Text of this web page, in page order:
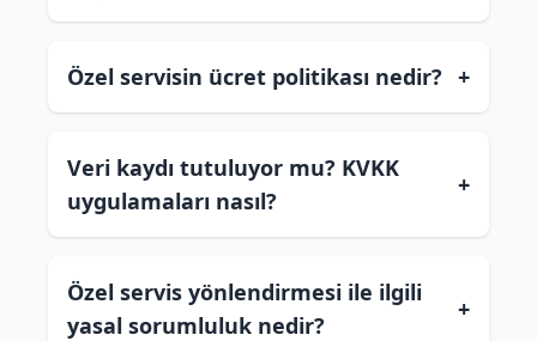
Özel servisin ücret politikası nedir? +
Veri kaydı tutuluyor mu? KVKK
uygulamaları nasıl?
+
Özel servis yönlendirmesi ile ilgili
yasal sorumluluk nedir?
+